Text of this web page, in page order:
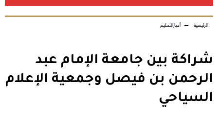
الرئيسية ← أخبارالتعليم
شراكة بين جامعة الإمام عبد
الرحمن بن فيصل وجمعية الإعلام
السياحي